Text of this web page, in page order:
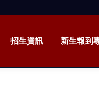
招生資訊 新生報到